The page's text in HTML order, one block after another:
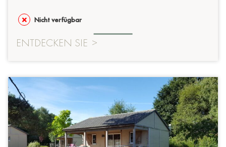
Nicht verfügbar
ENTDECKEN SIE >